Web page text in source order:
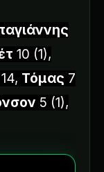
10 (1),
14, Τόμας 7
5 (1),